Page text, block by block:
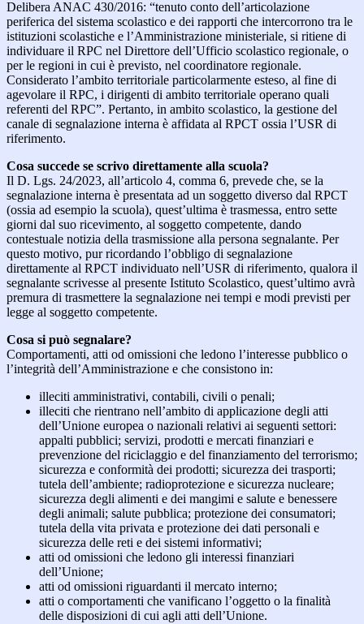
Delibera ANAC 430/2016: “tenuto conto dell’articolazione
periferica del sistema scolastico e dei rapporti che intercorrono tra le
istituzioni scolastiche e l’Amministrazione ministeriale, si ritiene di
individuare il RPC nel Direttore dell’Ufficio scolastico regionale, o
per le regioni in cui è previsto, nel coordinatore regionale.
Considerato l’ambito territoriale particolarmente esteso, al fine di
agevolare il RPC, i dirigenti di ambito territoriale operano quali
referenti del RPC”. Pertanto, in ambito scolastico, la gestione del
canale di segnalazione interna è affidata al RPCT ossia l’USR di
riferimento.
Cosa succede se scrivo direttamente alla scuola?
Il D. Lgs. 24/2023, all’articolo 4, comma 6, prevede che, se la
segnalazione interna è presentata ad un soggetto diverso dal RPCT
(ossia ad esempio la scuola), quest’ultima è trasmessa, entro sette
giorni dal suo ricevimento, al soggetto competente, dando
contestuale notizia della trasmissione alla persona segnalante. Per
questo motivo, pur ricordando l’obbligo di segnalazione
direttamente al RPCT individuato nell’USR di riferimento, qualora il
segnalante scrivesse al presente Istituto Scolastico, quest’ultimo avrà
premura di trasmettere la segnalazione nei tempi e modi previsti per
legge al soggetto competente.
Cosa si può segnalare?
Comportamenti, atti od omissioni che ledono l’interesse pubblico o
l’integrità dell’Amministrazione e che consistono in:
illeciti amministrativi, contabili, civili o penali;
illeciti che rientrano nell’ambito di applicazione degli atti
dell’Unione europea o nazionali relativi ai seguenti settori:
appalti pubblici; servizi, prodotti e mercati finanziari e
prevenzione del riciclaggio e del finanziamento del terrorismo;
sicurezza e conformità dei prodotti; sicurezza dei trasporti;
tutela dell’ambiente; radioprotezione e sicurezza nucleare;
sicurezza degli alimenti e dei mangimi e salute e benessere
degli animali; salute pubblica; protezione dei consumatori;
tutela della vita privata e protezione dei dati personali e
sicurezza delle reti e dei sistemi informativi;
atti od omissioni che ledono gli interessi finanziari
dell’Unione;
atti od omissioni riguardanti il mercato interno;
atti o comportamenti che vanificano l’oggetto o la finalità
delle disposizioni di cui agli atti dell’Unione.